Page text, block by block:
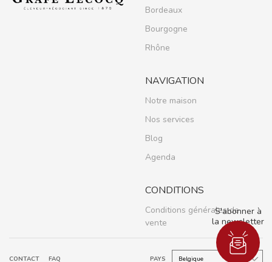
Bordeaux
Bourgogne
Rhône
NAVIGATION
Notre maison
Nos services
Blog
Agenda
CONDITIONS
Conditions générales de
vente
CONTACT FAQ PAYS
S'abonner à
la newsletter